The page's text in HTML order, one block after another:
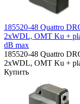
185520-48 Quattro
2xWDL, OMT Ku +
dB max
185520-48 Quattro
2xWDL, OMT Ku +
Купить